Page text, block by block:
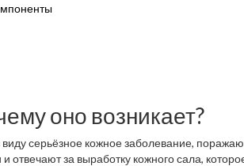
оно возникает?
серьёзное кожное заболевание,
за выработку кожного сала,